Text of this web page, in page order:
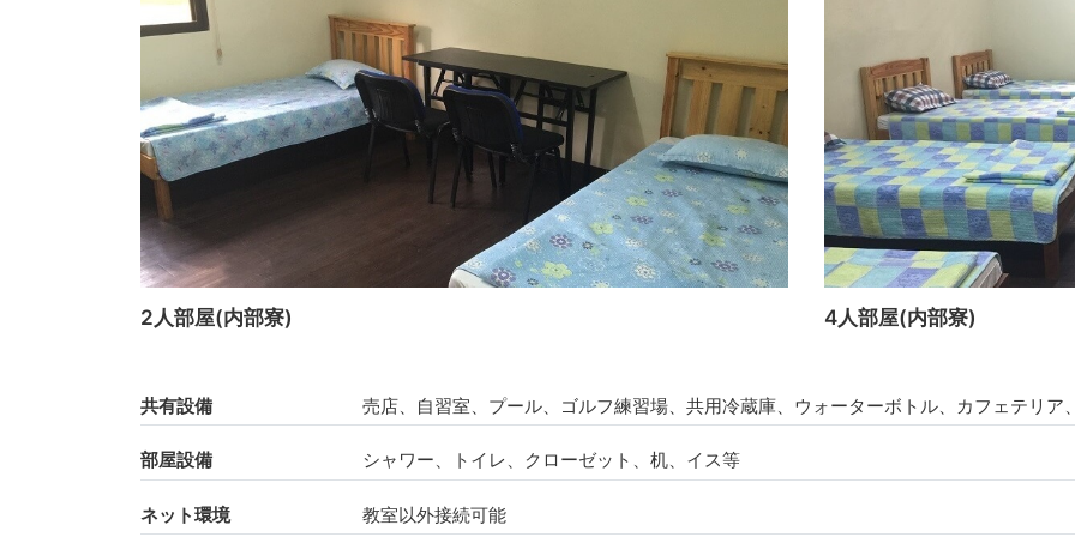
2人部屋(内部寮) 4人部屋(内部寮)
共有設備 売店、自習室、プール、ゴルフ練習場、共用冷蔵庫、ウォーターボトル、カフェテリア
部屋設備 シャワー、トイレ、クローゼット、机、イス等
ネット環境 教室以外接続可能